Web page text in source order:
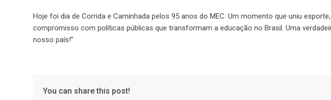
Hoje foi dia de Corrida e Caminhada pelos 95 anos do MEC. Um momento que uniu
compromisso com políticas públicas que transformam a educação no Brasil. Uma
nosso país!”
You can share this post!